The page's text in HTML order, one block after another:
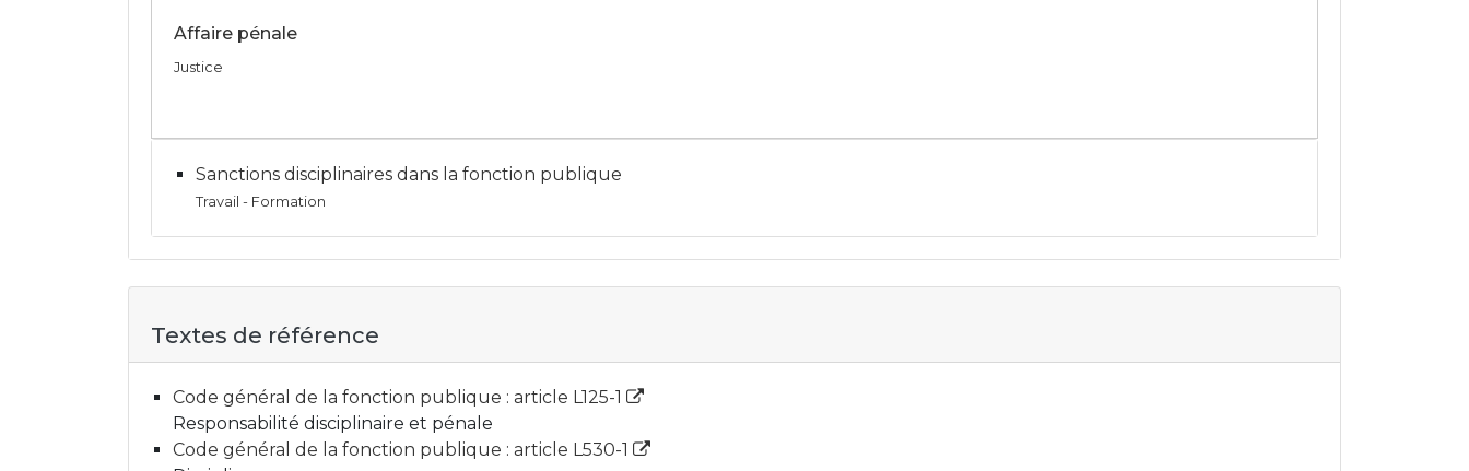
Affaire pénale
Justice
Sanctions disciplinaires dans la fonction publique
Travail - Formation
Textes de référence
Code général de la fonction publique : article L125-1
Responsabilité disciplinaire et pénale
Code général de la fonction publique : article L530-1